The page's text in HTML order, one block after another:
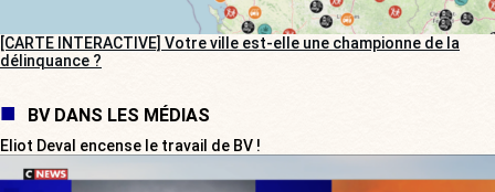
[CARTE INTERACTIVE] Votre ville est-elle une championne de la
délinquance ?
BV DANS LES MÉDIAS
Eliot Deval encense le travail de BV !